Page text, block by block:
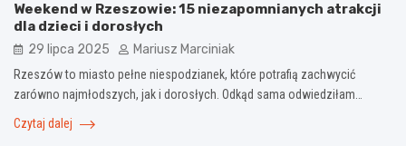
Weekend w Rzeszowie: 15 niezapomnianych atrakcji
dla dzieci i dorosłych
29 lipca 2025 Mariusz Marciniak
Rzeszów to miasto pełne niespodzianek, które potrafią zachwycić
zarówno najmłodszych, jak i dorosłych. Odkąd sama odwiedziłam…
Czytaj dalej